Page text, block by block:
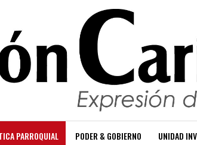
PARROQUIAL PODER & GOBIERNO UNIDAD